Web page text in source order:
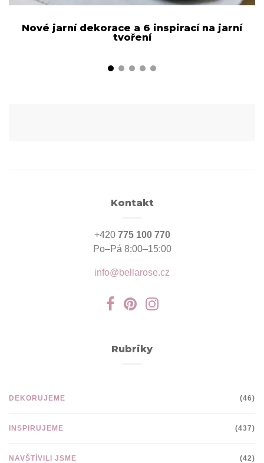
Nové jarní dekorace a 6 inspirací na jarní
tvoření
Kontakt
+420 775 100 770
Po–Pá 8:00–15:00
info@bellarose.cz
Rubriky
DEKORUJEME (46)
INSPIRUJEME (437)
NAVŠTÍVILI JSME (42)